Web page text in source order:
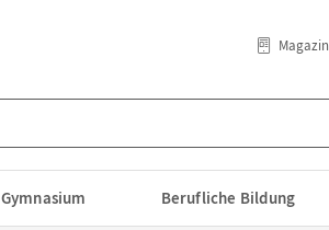
Magazin
Gymnasium Berufliche Bildung